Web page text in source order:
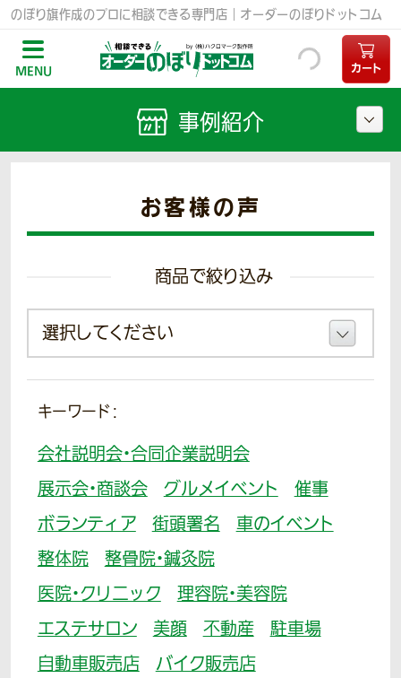
のぼり旗作成のプロに相談できる専門店｜オーダーのぼりドットコム
MENU カート
お客様の声
商品で絞り込み
キーワード：
会社説明会・合同企業説明会
展示会・商談会
グルメイベント
催事
ボランティア
街頭署名
車のイベント
整体院
整骨院・鍼灸院
医院・クリニック
理容院・美容院
エステサロン
美顔 不動産
駐車場
自動車販売店
バイク販売店
事例紹介